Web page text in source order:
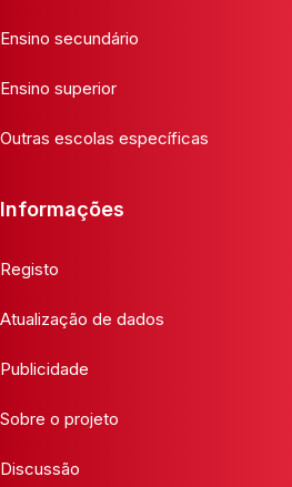
Ensino secundário
Ensino superior
Outras escolas específicas
Informações
Registo
Atualização de dados
Publicidade
Sobre o projeto
Discussão